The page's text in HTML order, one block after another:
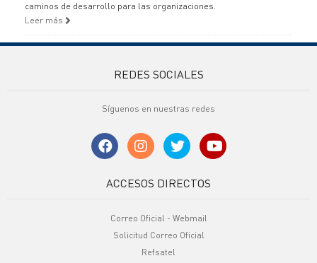
caminos de desarrollo para las organizaciones.
Leer más
REDES SOCIALES
Síguenos en nuestras redes
ACCESOS DIRECTOS
Correo Oficial - Webmail
Solicitud Correo Oficial
Refsatel